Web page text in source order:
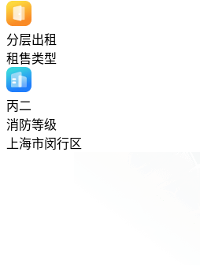
分层出租
租售类型
丙二
消防等级
上海市闵行区